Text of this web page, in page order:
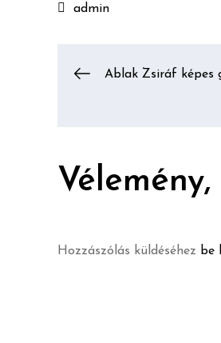
admin
Ablak Zsiráf képes
Hozzászólás küldéséhez be